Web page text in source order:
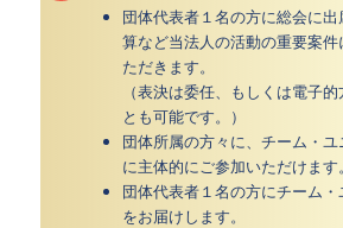
団体代表者１名の方に総会に
算など当法人の活動の重要案
ただきます。
（表決は委任、もしくは電子
とも可能です。）
団体所属の方々に、チーム・
に主体的にご参加いただけます。
団体代表者１名の方にチーム
をお届けします。